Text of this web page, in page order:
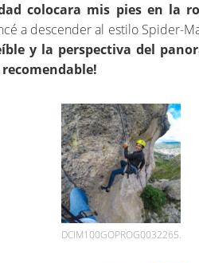
colocara mis pies en la
a descender al estilo Spider-
y la perspectiva del
DCIM100GOPROG0032265.